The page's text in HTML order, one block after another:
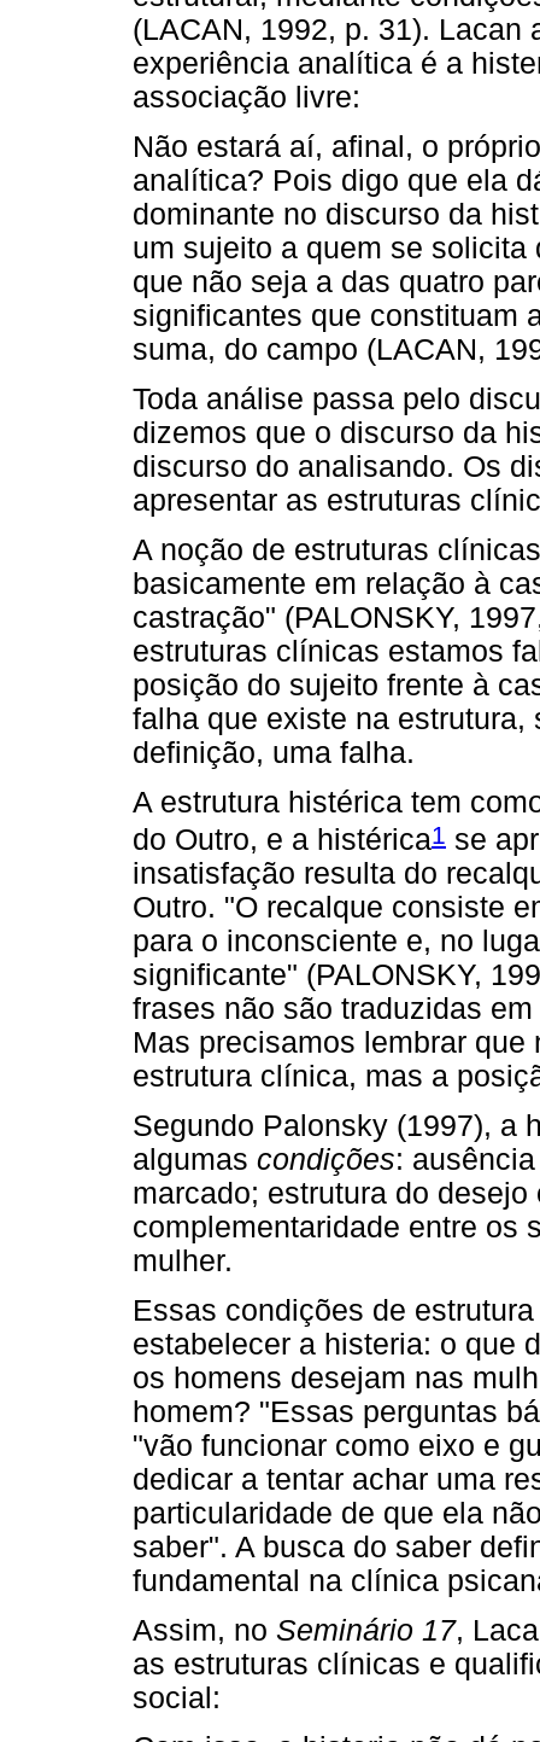
(LACAN, 1992, p. 31). Lacan
experiência analítica é a
associação livre:
Não estará aí, afinal, o
analítica? Pois digo que ela
dominante no discurso da
um sujeito a quem se
que não seja a das quatro
significantes que constituam
suma, do campo (LACAN,
Toda análise passa pelo
dizemos que o discurso da
discurso do analisando. Os
apresentar as estruturas
A noção de estruturas
basicamente em relação à
castração" (PALONSKY,
estruturas clínicas estamos
posição do sujeito frente à
falha que existe na estrutura,
definição, uma falha.
A estrutura histérica tem
do Outro, e a histérica1 se
insatisfação resulta do
Outro. "O recalque consiste
para o inconsciente e, no
significante" (PALONSKY,
frases não são traduzidas
Mas precisamos lembrar
estrutura clínica, mas a
Segundo Palonsky (1997), a
algumas condições:
marcado; estrutura do
complementaridade entre os
mulher.
Essas condições de
estabelecer a histeria: o que
os homens desejam nas
homem? "Essas perguntas
"vão funcionar como eixo e
dedicar a tentar achar uma
particularidade de que ela
saber". A busca do saber
fundamental na clínica
Assim, no Seminário 17,
as estruturas clínicas e
social: